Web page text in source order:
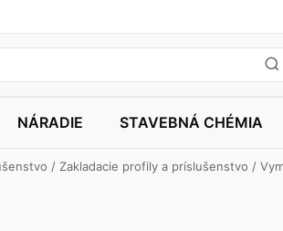
NÁRADIE STAVEBNÁ CHÉMIA
/ Zakladacie profily a príslušenstvo /